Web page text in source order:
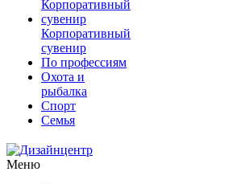
Корпоративный
сувенир
По профессиям
Охота и
рыбалка
Спорт
Семья
Меню